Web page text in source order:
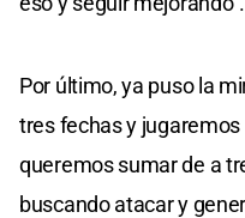
Por último, ya puso la
tres fechas y
queremos sumar de a
buscando atacar y